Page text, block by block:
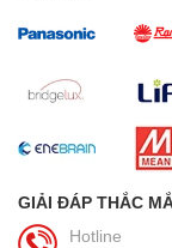
GIẢI ĐÁP THẮC
Hotline